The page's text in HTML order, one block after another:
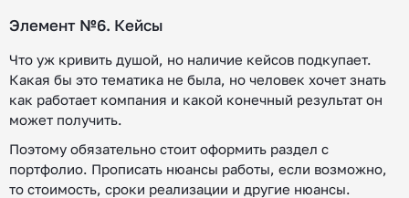
Элемент №6. Кейсы
Что уж кривить душой, но наличие кейсов подкупает.
Какая бы это тематика не была, но человек хочет знать
как работает компания и какой конечный результат он
может получить.
Поэтому обязательно стоит оформить раздел с
портфолио. Прописать нюансы работы, если возможно,
то стоимость, сроки реализации и другие нюансы.